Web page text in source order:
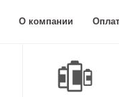
О компании